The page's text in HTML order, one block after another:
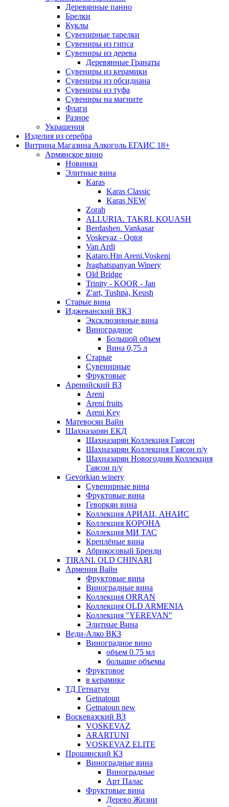
Деревянные панно
Брелки
Куклы
Сувенирные тарелки
Сувениры из гипса
Сувениры из дерева
Деревянные Гранаты
Сувениры из керамики
Сувениры из обсидиана
Сувениры из туфа
Сувениры на магните
Флаги
Разное
Украшения
Изделия из серебра
Витрина Магазина Алкоголь ЕГАИС 18+
Армянское вино
Новинки
Элитные вина
Karas
Karas Classic
Karas NEW
Zorah
ALLURIA. TAKRI. KOUASH
Berdashen. Vankasar
Voskevaz - Qotot
Van Ardi
Kataro.Hin Areni.Voskeni
Jraghatspanyan Winery
Old Bridge
Trinity - KOOR - Jan
Z'art, Tushpa, Keush
Старые вина
Иджеванский ВК3
Эксклюзивные вина
Виноградное
Большой объем
Вина 0,75 л
Старые
Сувенирные
Фруктовые
Аренийский ВЗ
Areni
Areni fruits
Areni Key
Матевосян Вайн
Шахназарян ЕКД
Шахназарян Коллекция Гаясон
Шахназарян Коллекция Гаясон п/у
Шахназарян Новогодняя Коллекция
Гаясон п/у
Gevorkian winery
Сувенирные вина
Фруктовые вина
Геворкян вина
Коллекция АРИАЦ. АНАИС
Коллекция КОРОНА
Коллекция МИ ТАС
Креплёные вина
Абрикосовый Бренди
TIRANI. OLD CHINARI
Армения Вайн
Фруктовые вина
Виноградные вина
Коллекция ORRAN
Коллекция OLD ARMENIA
Коллекция "YEREVAN"
Элитные Вина
Веди-Алко ВКЗ
Виноградное вино
объем 0.75 мл
большие объемы
Фруктовое
в керамике
ТД Гетнатун
Getnatoun
Getnatoun new
Воскевазский ВЗ
VOSKEVAZ
ARARTUNI
VOSKEVAZ ELITE
Прошянский КЗ
Виноградные вина
Виноградные
Арт Палас
Фруктовые вина
Дерево Жизни